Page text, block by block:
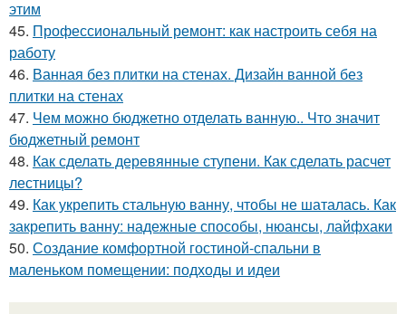
этим
45. Профессиональный ремонт: как настроить себя на
работу
46. Ванная без плитки на стенах. Дизайн ванной без
плитки на стенах
47. Чем можно бюджетно отделать ванную.. Что значит
бюджетный ремонт
48. Как сделать деревянные ступени. Как сделать расчет
лестницы?
49. Как укрепить стальную ванну, чтобы не шаталась. Как
закрепить ванну: надежные способы, нюансы, лайфхаки
50. Создание комфортной гостиной-спальни в
маленьком помещении: подходы и идеи